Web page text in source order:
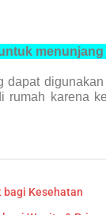
dapat
rumah karena
bagi Kesehatan